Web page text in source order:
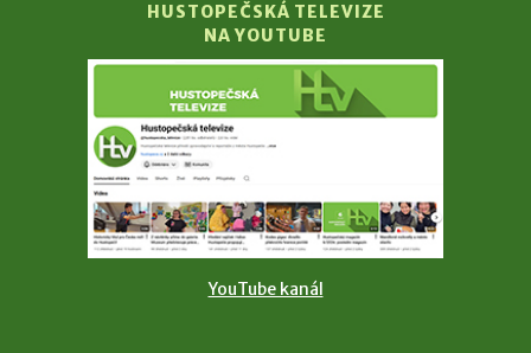
HUSTOPEČSKÁ TELEVIZE
NA YOUTUBE
YouTube kanál